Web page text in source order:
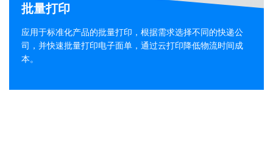
批量打印
应用于标准化产品的批量打印，根据需求选择不同的快递公
司，并快速批量打印电子面单，通过云打印降低物流时间成
本。